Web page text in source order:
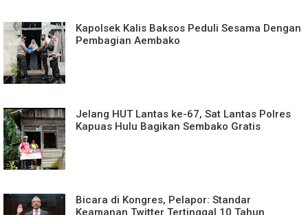
Kapolsek Kalis Baksos Peduli Sesama Dengan
Pembagian Aembako
Jelang HUT Lantas ke-67, Sat Lantas Polres
Kapuas Hulu Bagikan Sembako Gratis
Bicara di Kongres, Pelapor: Standar
Keamanan Twitter Tertinggal 10 Tahun